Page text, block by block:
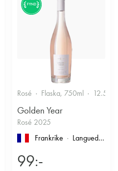
Fruktigt & Smakrikt
FYND
Rosé Flaska, 750ml 12.5%
Golden Year
Rosé 2025
Frankrike
Languedoc-Roussillon
99:-